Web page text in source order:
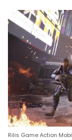
Rilis Game Action